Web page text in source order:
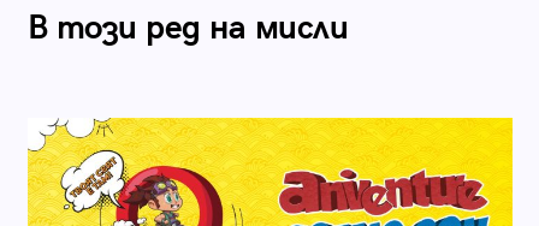
В този ред на мисли